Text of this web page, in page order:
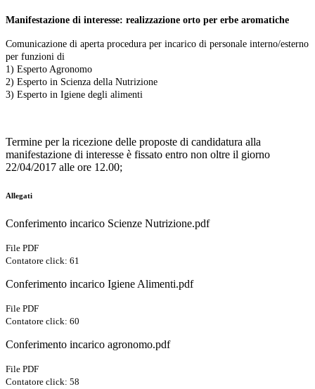
Manifestazione di interesse: realizzazione orto per erbe aromatiche
Comunicazione di aperta procedura per incarico di personale interno/esterno
per funzioni di
1) Esperto Agronomo
2) Esperto in Scienza della Nutrizione
3) Esperto in Igiene degli alimenti
Termine per la ricezione delle proposte di candidatura alla
manifestazione di interesse è fissato entro non oltre il giorno
22/04/2017 alle ore 12.00;
Allegati
Conferimento incarico Scienze Nutrizione.pdf
File PDF
Contatore click: 61
Conferimento incarico Igiene Alimenti.pdf
File PDF
Contatore click: 60
Conferimento incarico agronomo.pdf
File PDF
Contatore click: 58